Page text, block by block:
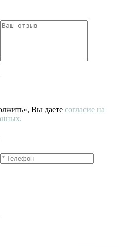
Вы даете согласие на